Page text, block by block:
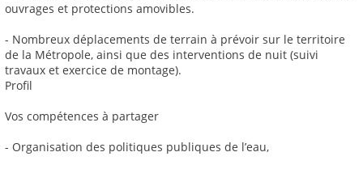
ouvrages et protections amovibles.
- Nombreux déplacements de terrain à prévoir sur le territoire
de la Métropole, ainsi que des interventions de nuit (suivi
travaux et exercice de montage).
Profil
Vos compétences à partager
- Organisation des politiques publiques de l’eau,